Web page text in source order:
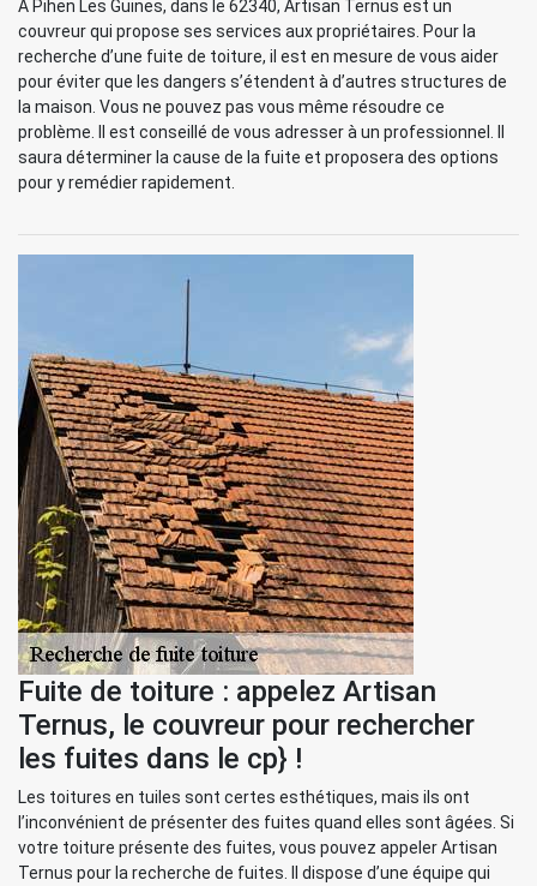
À Pihen Les Guines, dans le 62340, Artisan Ternus est un
couvreur qui propose ses services aux propriétaires. Pour la
recherche d’une fuite de toiture, il est en mesure de vous aider
pour éviter que les dangers s’étendent à d’autres structures de
la maison. Vous ne pouvez pas vous même résoudre ce
problème. Il est conseillé de vous adresser à un professionnel. Il
saura déterminer la cause de la fuite et proposera des options
pour y remédier rapidement.
Fuite de toiture : appelez Artisan
Ternus, le couvreur pour rechercher
les fuites dans le cp} !
Les toitures en tuiles sont certes esthétiques, mais ils ont
l’inconvénient de présenter des fuites quand elles sont âgées. Si
votre toiture présente des fuites, vous pouvez appeler Artisan
Ternus pour la recherche de fuites. Il dispose d’une équipe qui